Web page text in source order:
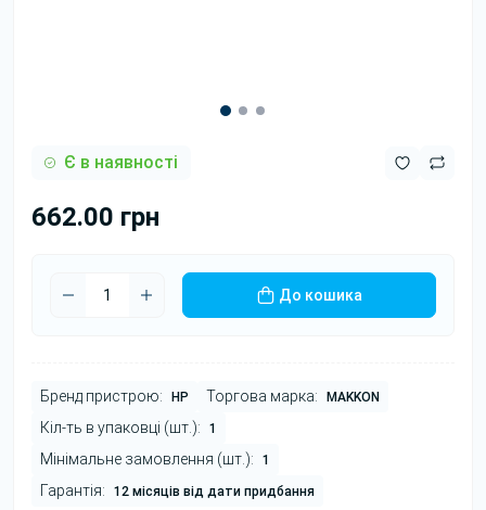
Є в наявності
662.00 грн
До кошика
Бренд пристрою: HP Торгова марка: MAKKON
Кіл-ть в упаковці (шт.): 1
Мінімальне замовлення (шт.): 1
Гарантія: 12 місяців від дати придбання